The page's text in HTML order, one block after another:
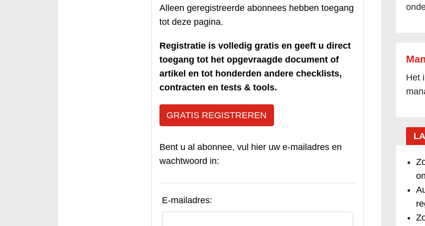
Alleen geregistreerde abonnees hebben toegang
tot deze pagina.
Registratie is volledig gratis en geeft u direct
toegang tot het opgevraagde document of
artikel en tot honderden andere checklists,
contracten en tests & tools.
GRATIS REGISTREREN
Bent u al abonnee, vul hier uw e-mailadres en
wachtwoord in:
E-mailadres:
Het